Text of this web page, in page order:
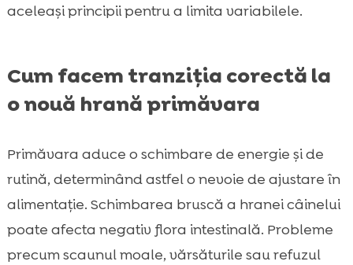
aceleași principii pentru a limita variabilele.
Cum facem tranziția corectă la
o nouă hrană primăvara
Primăvara aduce o schimbare de energie și de
rutină, determinând astfel o nevoie de ajustare în
alimentație. Schimbarea bruscă a hranei câinelui
poate afecta negativ flora intestinală. Probleme
precum scaunul moale, vărsăturile sau refuzul